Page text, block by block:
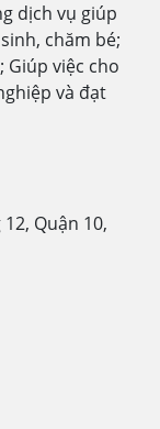
dịch vụ giúp
chăm bé;
Giúp việc cho
và đạt
Quận 10,